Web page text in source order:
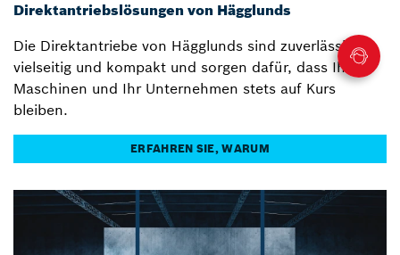
Direktantriebslösungen von Hägglunds
Die Direktantriebe von Hägglunds sind zuverlässig,
vielseitig und kompakt und sorgen dafür, dass Ihre
Maschinen und Ihr Unternehmen stets auf Kurs
bleiben.
ERFAHREN SIE, WARUM